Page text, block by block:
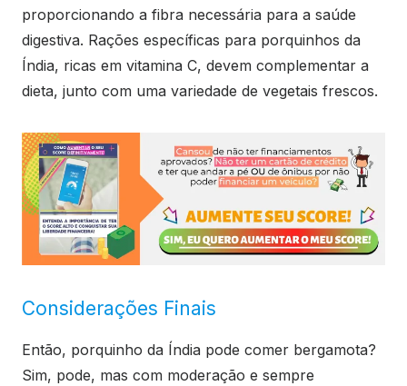
proporcionando a fibra necessária para a saúde
digestiva. Rações específicas para porquinhos da
Índia, ricas em vitamina C, devem complementar a
dieta, junto com uma variedade de vegetais frescos.
Considerações Finais
Então, porquinho da Índia pode comer bergamota?
Sim, pode, mas com moderação e sempre